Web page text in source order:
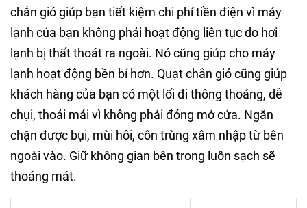
chắn gió giúp bạn tiết kiệm chi phí tiền điện vì máy
lạnh của bạn không phải hoạt động liên tục do hơi
lạnh bị thất thoát ra ngoài. Nó cũng giúp cho máy
lạnh hoạt động bền bỉ hơn. Quạt chắn gió cũng giúp
khách hàng của bạn có một lối đi thông thoáng, dễ
chụi, thoải mái vì không phải đóng mở cửa. Ngăn
chặn được bụi, mùi hôi, côn trùng xâm nhập từ bên
ngoài vào. Giữ không gian bên trong luôn sạch sẽ
thoáng mát.